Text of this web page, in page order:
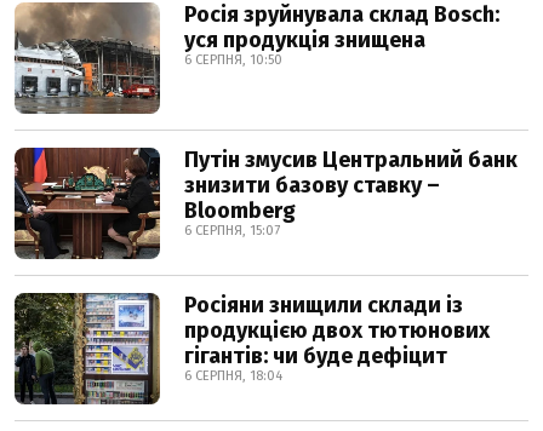
Росія зруйнувала склад Bosch:
уся продукція знищена
6 СЕРПНЯ, 10:50
Путін змусив Центральний банк
знизити базову ставку –
Bloomberg
6 СЕРПНЯ, 15:07
Росіяни знищили склади із
продукцією двох тютюнових
гігантів: чи буде дефіцит
6 СЕРПНЯ, 18:04